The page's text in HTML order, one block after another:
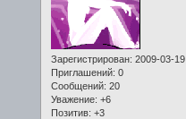
Зарегистрирован: 2009-03-19
Приглашений: 0
Сообщений: 20
Уважение: +6
Позитив: +3